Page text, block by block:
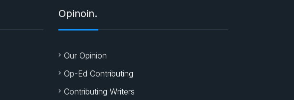
Opinoin.
Our Opinion
Op-Ed Contributing
Contributing Writers